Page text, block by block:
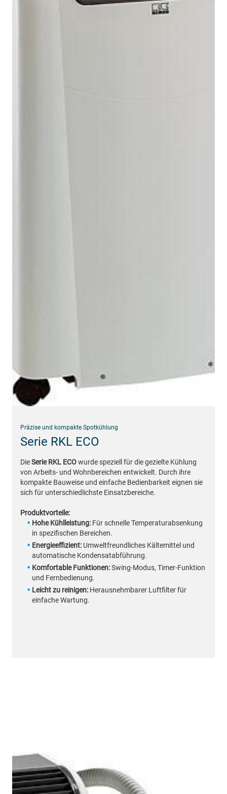
Präzise und kompakte Spotkühlung
Serie RKL ECO
DieSerie RKL ECOwurde speziell für die gezielte Kühlung
von Arbeits- und Wohnbereichen entwickelt. Durch ihre
kompakte Bauweise und einfache Bedienbarkeit eignen sie
sich für unterschiedlichste Einsatzbereiche.
Produktvorteile:
Hohe Kühlleistung: Für schnelle Temperaturabsenkung
in spezifischen Bereichen.
Energieeffizient: Umweltfreundliches Kältemittel und
automatische Kondensatabführung.
Komfortable Funktionen:Swing-Modus, Timer-Funktion
und Fernbedienung.
Leicht zu reinigen: Herausnehmbarer Luftfilter für
einfache Wartung.